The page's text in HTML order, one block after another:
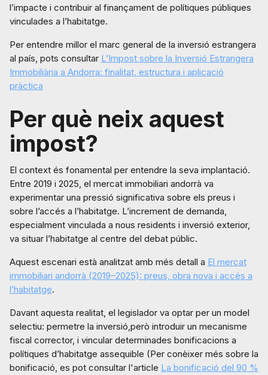
l’impacte i contribuir al finançament de polítiques públiques
vinculades a l’habitatge.
Per entendre millor el marc general de la inversió estrangera
al país, pots consultar L’Impost sobre la Inversió Estrangera
Immobiliària a Andorra: finalitat, estructura i aplicació
pràctica
Per què neix aquest
impost?
El context és fonamental per entendre la seva implantació.
Entre 2019 i 2025, el mercat immobiliari andorrà va
experimentar una pressió significativa sobre els preus i
sobre l’accés a l’habitatge. L’increment de demanda,
especialment vinculada a nous residents i inversió exterior,
va situar l’habitatge al centre del debat públic.
Aquest escenari està analitzat amb més detall a El mercat
immobiliari andorrà (2019–2025): preus, obra nova i accés a
l’habitatge.
Davant aquesta realitat, el legislador va optar per un model
selectiu: permetre la inversió,però introduir un mecanisme
fiscal corrector, i vincular determinades bonificacions a
polítiques d’habitatge assequible (Per conèixer més sobre la
bonificació, es pot consultar l'article La bonificació del 90 %